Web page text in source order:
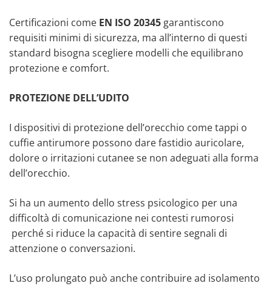
Certificazioni come EN ISO 20345 garantiscono
requisiti minimi di sicurezza, ma all’interno di questi
standard bisogna scegliere modelli che equilibrano
protezione e comfort.
PROTEZIONE DELL’UDITO
I dispositivi di protezione dell’orecchio come tappi o
cuffie antirumore possono dare fastidio auricolare,
dolore o irritazioni cutanee se non adeguati alla forma
dell’orecchio.
Si ha un aumento dello stress psicologico per una
difficoltà di comunicazione nei contesti rumorosi
perché si riduce la capacità di sentire segnali di
attenzione o conversazioni.
L’uso prolungato può anche contribuire ad isolamento